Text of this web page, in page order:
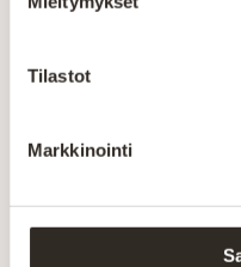
Tilastot
Markkinointi
Asiakaspalvelu